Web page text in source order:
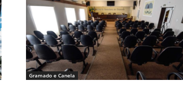
Gramado e Canela